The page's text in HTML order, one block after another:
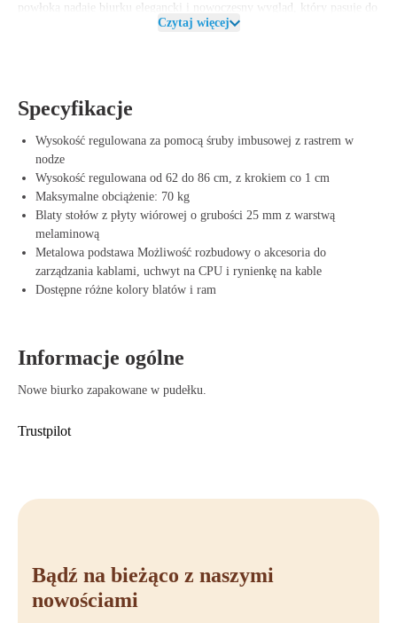
powłoką
nadaje biurku elegancki i nowoczesny wygląd , który pasuje do
każdej przestrzeni biurowej.
przyczynia się do zdrowej postawy podczas pracy i wydajności w ciągu
dnia pracy.
Zalety biurka Roomforthenew Hoekbureau
Ergonomicznie regulowane – Regulacja wysokości od 62 do 86 cm
dla optymalnego komfortu pracy
Elastyczna konfiguracja narożna – Nadaje się do ustawienia zarówno
po lewej, jak i prawej stronie
Solidna i trwała konstrukcja – Deska wiórowa o grubości 2,5 cm z
twardą warstwą wierzchnią oraz metalowa rama
Zgodność z normami BHP – Spełnia normy pracy siedzącej
Wszechstronne kolory i rozmiary – Dostosowuje się do różnych
stylów biurowych
Czytaj więcej
Specyfikacje
Wysokość regulowana za pomocą śruby imbusowej z rastrem w
nodze
Wysokość regulowana od 62 do 86 cm, z krokiem co 1 cm
Maksymalne obciążenie: 70 kg
Blaty stołów z płyty wiórowej o grubości 25 mm z warstwą
melaminową
Metalowa podstawa Możliwość rozbudowy o akcesoria do
zarządzania kablami, uchwyt na CPU i rynienkę na kable
Dostępne różne kolory blatów i ram
Informacje ogólne
Nowe biurko zapakowane w pudełku.
Trustpilot
Bądź na bieżąco z naszymi
nowościami